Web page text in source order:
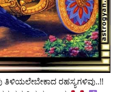
ತಿಳಿಯಲೇಬೇಕಾದ ರಹಸ್ಯಗಳಿವು..!!